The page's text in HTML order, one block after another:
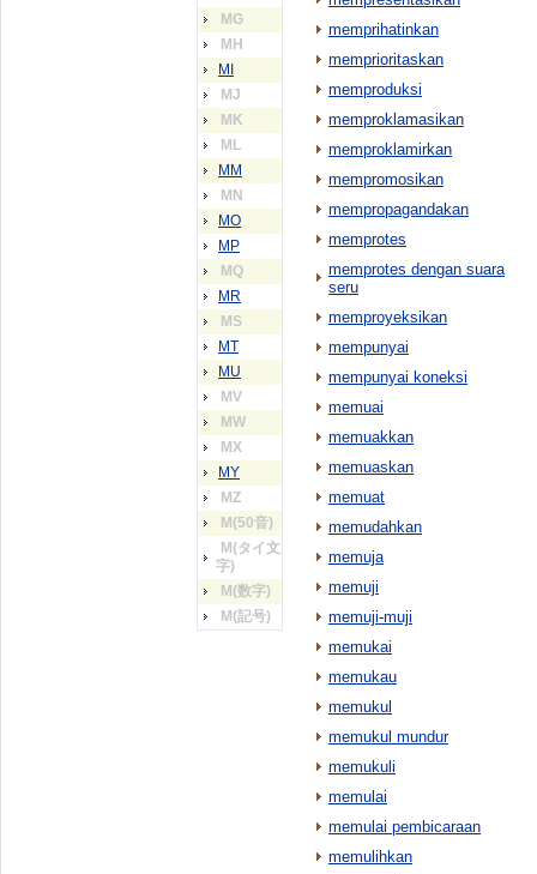
MG
MH
MI
MJ
MK
ML
MM
MN
MO
MP
MQ
MR
MS
MT
MU
MV
MW
MX
MY
MZ
M(50音)
M(タイ文
字)
M(数字)
M(記号)
memprihatinkan
memprioritaskan
memproduksi
memproklamasikan
memproklamirkan
mempromosikan
mempropagandakan
memprotes
memprotes dengan suara
seru
memproyeksikan
mempunyai
mempunyai koneksi
memuai
memuakkan
memuaskan
memuat
memudahkan
memuja
memuji
memuji-muji
memukai
memukau
memukul
memukul mundur
memukuli
memulai
memulai pembicaraan
memulihkan